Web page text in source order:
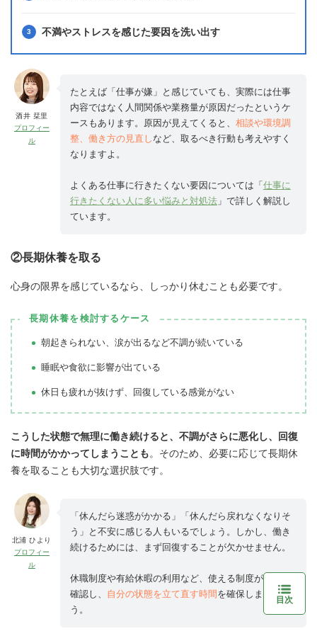
不満やストレスを感じた要因を洗い出す
酒井 栞里
プロフィー
ル
たとえば「仕事が嫌」と感じていても、実際には仕事
内容ではなく人間関係や業務量が原因だったというケ
ースもあります。原因が見えてくると、 相談や環境調
整、働き方の見直し など、取るべき行動も考えやすく
なりますよ。
よくある仕事に行きたくない要因については「 仕事に
行きたくない人に多い悩みと対処法」で詳しく解説し
ています。
②長期休養を取る
心身の限界を感じているなら、しっかり休むことも必要です。
長期休養を検討するケース
朝起きられない、涙が出るなど不調が続いている
睡眠や食欲に影響が出ている
休日も疲れが抜けず、回復している感覚がない
こうした状態で無理に働き続けると、不調がさらに悪化し、回復
に時間がかかってしまうことも。そのため、必要に応じて長期休
養を取ることも大切な選択肢です。
北浦 ひより
プロフィー
ル
「休んだら迷惑がかかる」「休んだら戻れなくなりそ
う」と不安に感じる人もいるでしょう。しかし、働き
続けるためには、まず回復することが欠かせません。
休職制度や有給休暇の利用など、使える制度がないか
確認し、 自分の状態を立て直す時間を確保しましょ
う。
目次